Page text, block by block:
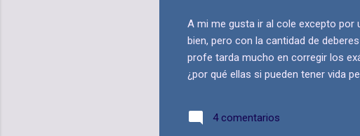
A mi me gusta ir al cole excepto por
bien, pero con la cantidad de
profe tarda mucho en corregir los
¿por qué ellas si pueden tener vida
4 comentarios